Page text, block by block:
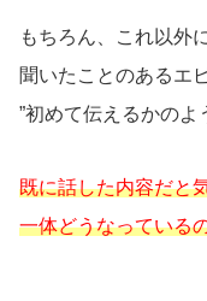
もちろん、これ以外
聞いたことのあるエ
”初めて伝えるかのよ
既に話した内容だと
一体どうなっている